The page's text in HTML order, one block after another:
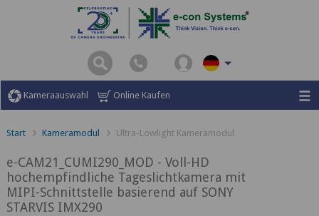
Kameraauswahl Online Kaufen
Start Kameramodul Ultra-Lowlight Kameramodul
e-CAM21_CUMI290_MOD - Voll-HD
hochempfindliche Tageslichtkamera mit
MIPI-Schnittstelle basierend auf SONY
STARVIS IMX290